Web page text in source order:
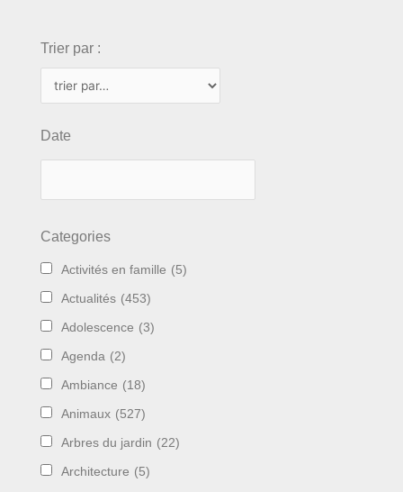
Trier par :
Date
Categories
Activités en famille (5)
Actualités (453)
Adolescence (3)
Agenda (2)
Ambiance (18)
Animaux (527)
Arbres du jardin (22)
Architecture (5)